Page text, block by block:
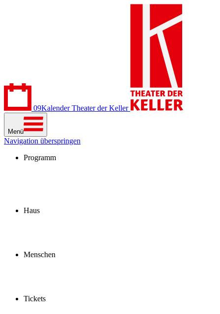
09Kalender Theater der Keller
Menü
Navigation überspringen
Programm
Haus
Menschen
Tickets